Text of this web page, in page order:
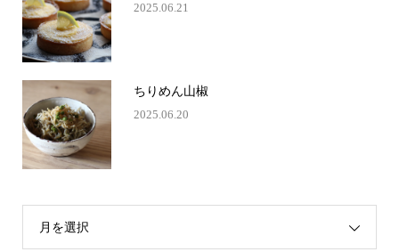
2025.06.21
ちりめん山椒
2025.06.20
月を選択